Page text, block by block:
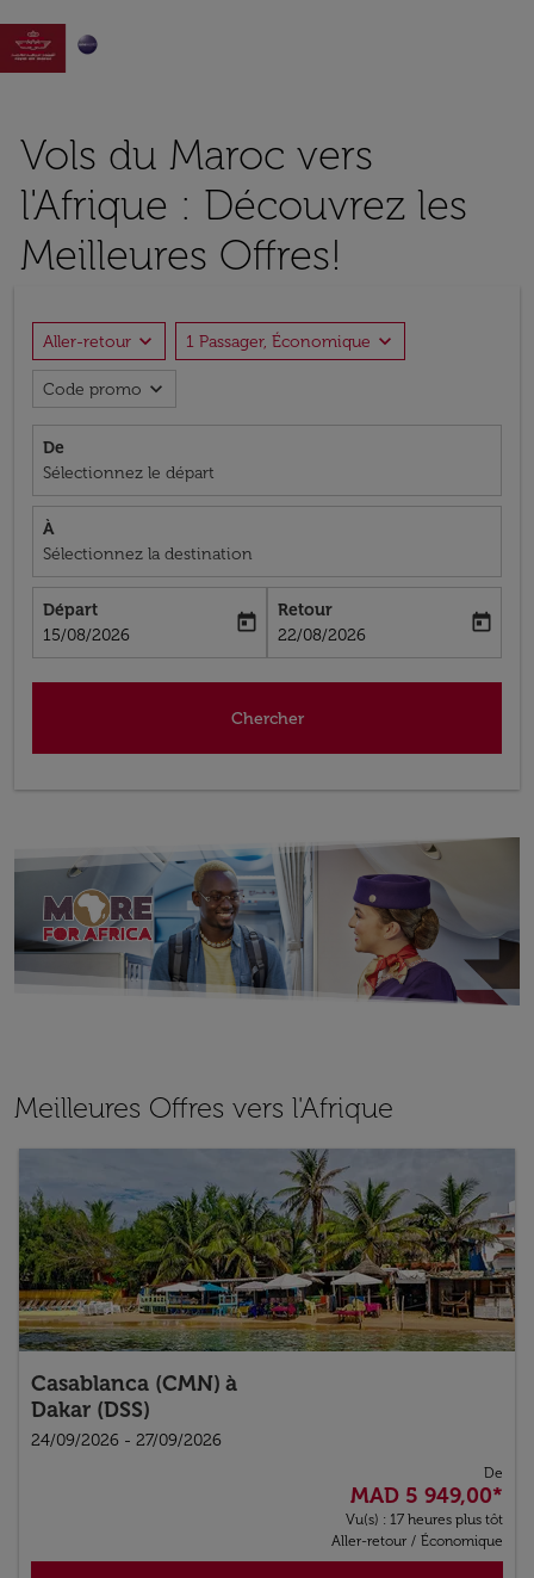

Vols du Maroc vers
l'Afrique : Découvrez les
Meilleures Offres!
Aller-retour expand_more 1 Passager, Économique expand_more
Code promo expand_more
De
Sélectionnez le départ
À
Sélectionnez la destination
Départ
fc-booking-departure-date-aria-label
15/08/2026
today
Retour
fc-booking-return-date-aria-label
22/08/2026
today
Chercher
Meilleures Offres vers l'Afrique
Casablanca (CMN) à
Dakar (DSS)
24/09/2026 - 27/09/2026
De
MAD 5 949,00*
Vu(s) : 17 heures plus tôt
Aller-retour / Économique